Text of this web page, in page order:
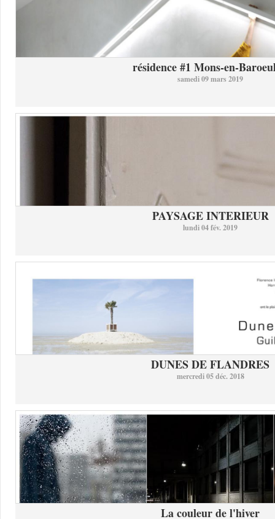
résidence #1 Mons-en-
samedi 09 mars 2019
PAYSAGE INTERIEUR
lundi 04 fév. 2019
DUNES DE FLANDRES
mercredi 05 déc. 2018
La couleur de l'hiver